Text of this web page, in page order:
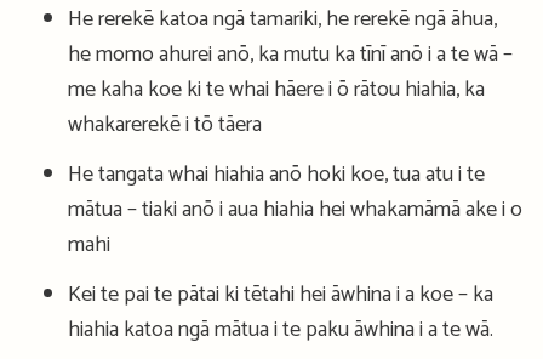
He rerekē katoa ngā tamariki, he rerekē ngā āhua,
he momo ahurei anō, ka mutu ka tīnī anō i a te wā –
me kaha koe ki te whai hāere i ō rātou hiahia, ka
whakarerekē i tō tāera
He tangata whai hiahia anō hoki koe, tua atu i te
mātua – tiaki anō i aua hiahia hei whakamāmā ake i o
mahi
Kei te pai te pātai ki tētahi hei āwhina i a koe – ka
hiahia katoa ngā mātua i te paku āwhina i a te wā.